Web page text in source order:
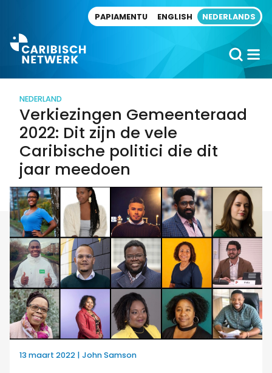
PAPIAMENTU ENGLISH NEDERLANDS
NEDERLAND
Verkiezingen Gemeenteraad
2022: Dit zijn de vele
Caribische politici die dit
jaar meedoen
13 maart 2022 | John Samson